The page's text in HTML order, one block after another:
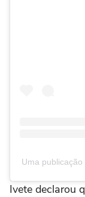
Uma
Ivete declarou